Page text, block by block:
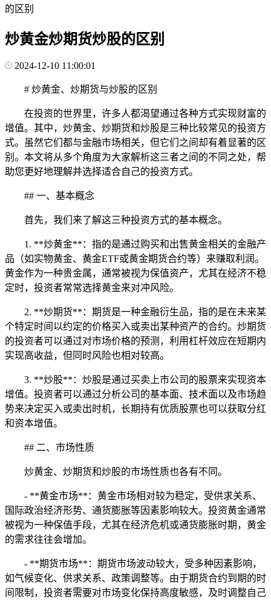
的区别
炒黄金炒期货炒股的区别
2024-12-10 11:00:01
# 炒黄金、炒期货与炒股的区别
在投资的世界里，许多人都渴望通过各种方式实现财富的
增值。其中，炒黄金、炒期货和炒股是三种比较常见的投资方
式。虽然它们都与金融市场相关，但它们之间却有着显著的区
别。本文将从多个角度为大家解析这三者之间的不同之处，帮
助您更好地理解并选择适合自己的投资方式。
## 一、基本概念
首先，我们来了解这三种投资方式的基本概念。
1. **炒黄金**：指的是通过购买和出售黄金相关的金融产
品（如实物黄金、黄金ETF或黄金期货合约等）来赚取利润。
黄金作为一种贵金属，通常被视为保值资产，尤其在经济不稳
定时，投资者常常选择黄金来对冲风险。
2. **炒期货**：期货是一种金融衍生品，指的是在未来某
个特定时间以约定的价格买入或卖出某种资产的合约。炒期货
的投资者可以通过对市场价格的预测，利用杠杆效应在短期内
实现高收益，但同时风险也相对较高。
3. **炒股**：炒股是通过买卖上市公司的股票来实现资本
增值。投资者可以通过分析公司的基本面、技术面以及市场趋
势来决定买入或卖出时机，长期持有优质股票也可以获取分红
和资本增值。
## 二、市场性质
炒黄金、炒期货和炒股的市场性质也各有不同。
- **黄金市场**：黄金市场相对较为稳定，受供求关系、
国际政治经济形势、通货膨胀等因素影响较大。投资黄金通常
被视为一种保值手段，尤其在经济危机或通货膨胀时期，黄金
的需求往往会增加。
- **期货市场**：期货市场波动较大，受多种因素影响，
如气候变化、供求关系、政策调整等。由于期货合约到期的时
间限制，投资者需要对市场变化保持高度敏感，及时调整自己